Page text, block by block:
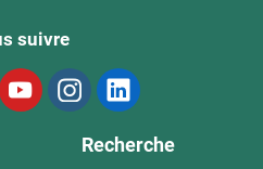
suivre
Recherche